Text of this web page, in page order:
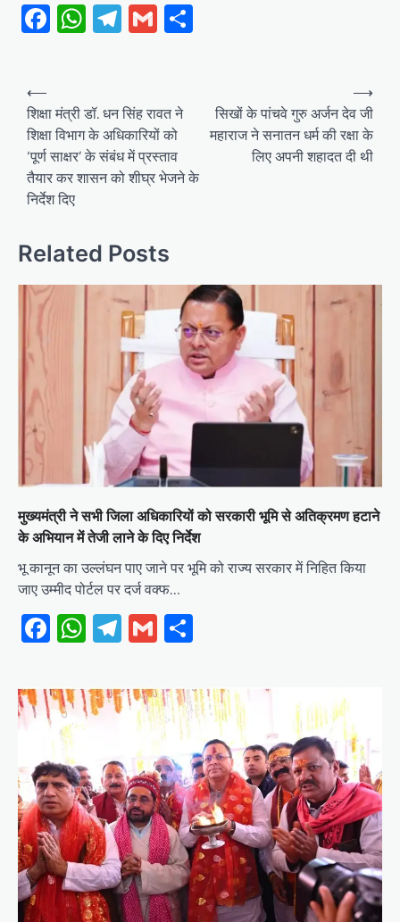
Facebook
WhatsApp
Telegram
Gmail
Post
navigation
⟵
शिक्षा मंत्री डॉ. धन सिंह रावत ने
शिक्षा विभाग के अधिकारियों को
‘पूर्ण साक्षर’ के संबंध में प्रस्ताव
तैयार कर शासन को शीघ्र भेजने के
निर्देश दिए
सिखों के पांचवे गुरु अर्जन देव जी
महाराज ने सनातन धर्म की रक्षा के
लिए अपनी शहादत दी थी
⟶
Related Posts
मुख्यमंत्री ने सभी जिला अधिकारियों को सरकारी भूमि से अतिक्रमण हटाने
के अभियान में तेजी लाने के दिए निर्देश
भू कानून का उल्लंघन पाए जाने पर भूमि को राज्य सरकार में निहित किया
जाए उम्मीद पोर्टल पर दर्ज वक्फ…
Facebook
WhatsApp
Telegram
Gmail